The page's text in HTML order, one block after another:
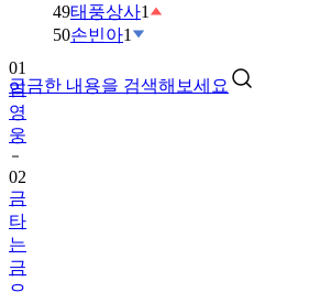
49태풍상사1
50손빈아1
궁금한 내용을 검색해보세요
영
웅
02
금
타
는
금
요
일